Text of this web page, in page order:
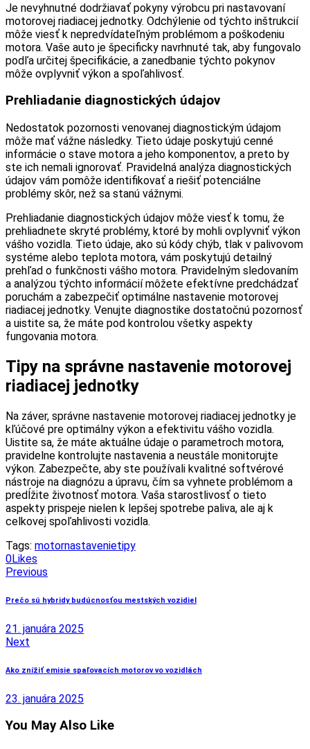
Je nevyhnutné dodržiavať pokyny výrobcu pri nastavovaní
motorovej riadiacej jednotky. Odchýlenie od týchto inštrukcií
môže viesť k nepredvídateľným problémom a poškodeniu
motora. Vaše auto je špecificky navrhnuté tak, aby fungovalo
podľa určitej špecifikácie, a zanedbanie týchto pokynov
môže ovplyvniť výkon a spoľahlivosť.
Prehliadanie diagnostických údajov
Nedostatok pozornosti venovanej diagnostickým údajom
môže mať vážne následky. Tieto údaje poskytujú cenné
informácie o stave motora a jeho komponentov, a preto by
ste ich nemali ignorovať. Pravidelná analýza diagnostických
údajov vám pomôže identifikovať a riešiť potenciálne
problémy skôr, než sa stanú vážnymi.
Prehliadanie diagnostických údajov môže viesť k tomu, že
prehliadnete skryté problémy, ktoré by mohli ovplyvniť výkon
vášho vozidla. Tieto údaje, ako sú kódy chýb, tlak v palivovom
systéme alebo teplota motora, vám poskytujú detailný
prehľad o funkčnosti vášho motora. Pravidelným sledovaním
a analýzou týchto informácií môžete efektívne predchádzať
poruchám a zabezpečiť optimálne nastavenie motorovej
riadiacej jednotky. Venujte diagnostike dostatočnú pozornosť
a uistite sa, že máte pod kontrolou všetky aspekty
fungovania motora.
Tipy na správne nastavenie motorovej
riadiacej jednotky
Na záver, správne nastavenie motorovej riadiacej jednotky je
kľúčové pre optimálny výkon a efektivitu vášho vozidla.
Uistite sa, že máte aktuálne údaje o parametroch motora,
pravidelne kontrolujte nastavenia a neustále monitorujte
výkon. Zabezpečte, aby ste používali kvalitné softvérové
nástroje na diagnózu a úpravu, čím sa vyhnete problémom a
predĺžite životnosť motora. Vaša starostlivosť o tieto
aspekty prispeje nielen k lepšej spotrebe paliva, ale aj k
celkovej spoľahlivosti vozidla.
Tags: motornastavenietipy
0Likes
Navigácia
v
Previous
Prečo sú hybridy budúcnosťou mestských vozidiel
21. januára 2025
Next
Ako znížiť emisie spaľovacích motorov vo vozidlách
23. januára 2025
You May Also Like